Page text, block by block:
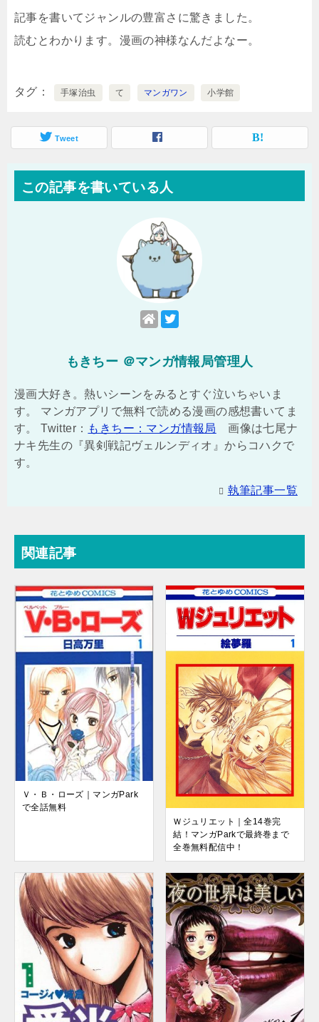
記事を書いてジャンルの豊富さに驚きました。
読むとわかります。漫画の神様なんだよなー。
タグ 手塚治虫 て マンガワン 小学館
Tweet
この記事を書いている人
もきちー ＠マンガ情報局管理人
漫画大好き。熱いシーンをみるとすぐ泣いちゃいま
す。 マンガアプリで無料で読める漫画の感想書いてま
す。 Twitter： もきちー：マンガ情報局
画像は七尾ナ
ナキ先生の『異剣戦記ヴェルンディオ』からコハクで
す。
執筆記事一覧
関連記事
Ｖ・Ｂ・ローズ｜マンガPark
で全話無料
Ｗジュリエット｜全14巻完
結！マンガParkで最終巻まで
全巻無料配信中！